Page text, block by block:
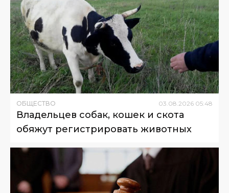
ОБЩЕСТВО 03 08 2026 05:48
Владельцев собак, кошек и скота
обяжут регистрировать животных